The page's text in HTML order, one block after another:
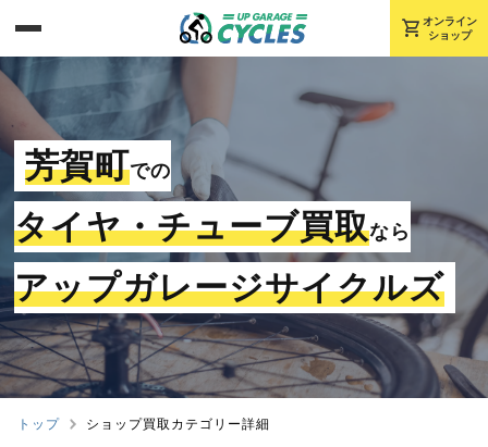
shopping_cart オンライン
ショップ
芳賀町での
タイヤ・チューブ買取なら
アップガレージサイクルズ
トップ ショップ買取カテゴリー詳細